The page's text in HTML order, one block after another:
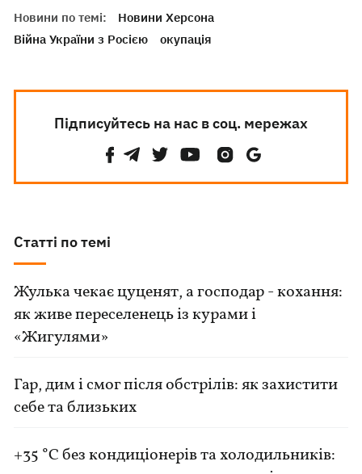
Новини по темі:
Новини Херсона
Війна України з Росією
окупація
Підписуйтесь на нас в соц. мережах
Статті по темі
Жулька чекає цуценят, а господар - кохання:
як живе переселенець із курами і
«Жигулями»
Гар, дим і смог після обстрілів: як захистити
себе та близьких
+35 °C без кондиціонерів та холодильників: